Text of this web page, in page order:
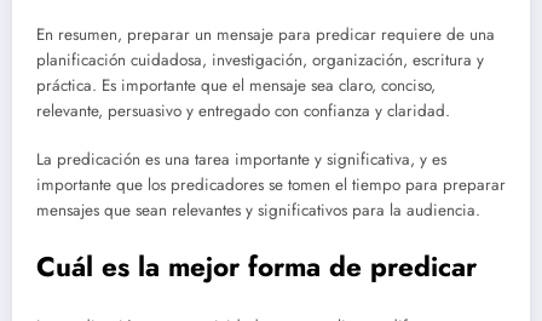
En resumen, preparar un mensaje para predicar requiere de una
planificación cuidadosa, investigación, organización, escritura y
práctica. Es importante que el mensaje sea claro, conciso,
relevante, persuasivo y entregado con confianza y claridad.
La predicación es una tarea importante y significativa, y es
importante que los predicadores se tomen el tiempo para preparar
mensajes que sean relevantes y significativos para la audiencia.
Cuál es la mejor forma de predicar